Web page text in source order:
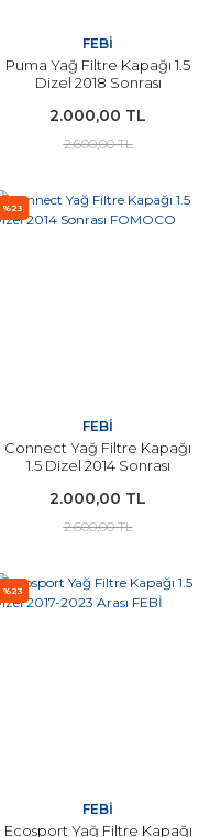
FEBİ
Puma Yağ Filtre Kapağı 1.5
Dizel 2018 Sonrası
2.000,00 TL
2.600,00 TL
%23
FEBİ
Connect Yağ Filtre Kapağı
1.5 Dizel 2014 Sonrası
2.000,00 TL
2.600,00 TL
%23
FEBİ
Ecosport Yağ Filtre Kapağı